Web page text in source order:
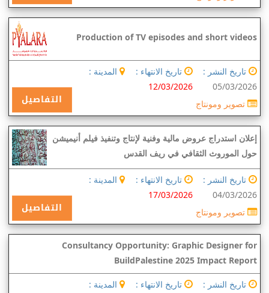
Production of TV episodes and short videos
تاريخ النشر :
05/03/2026
تاريخ الانتهاء :
12/03/2026
المدينة :
التفاصيل تصوير ومونتاج
إعلان استدراج عروض مالية وفنية لإنتاج وتنفيذ فيلم أنيميشن
حول الموروث الثقافي في ريف القدس
تاريخ النشر :
04/03/2026
تاريخ الانتهاء :
17/03/2026
المدينة :
التفاصيل تصوير ومونتاج
Consultancy Opportunity: Graphic Designer for
BuildPalestine 2025 Impact Report
تاريخ النشر :
تاريخ الانتهاء :
المدينة :